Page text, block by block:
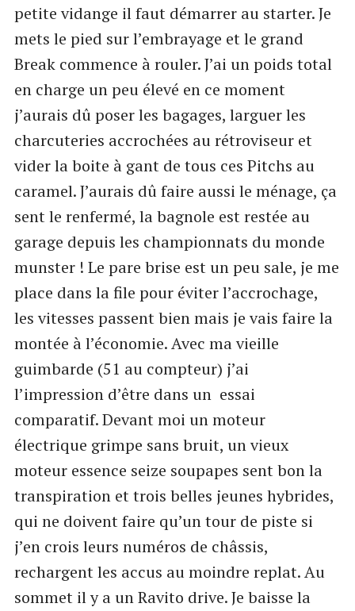
petite vidange il faut démarrer au starter. Je
mets le pied sur l’embrayage et le grand
Break commence à rouler. J’ai un poids total
en charge un peu élevé en ce moment
j’aurais dû poser les bagages, larguer les
charcuteries accrochées au rétroviseur et
vider la boite à gant de tous ces Pitchs au
caramel. J’aurais dû faire aussi le ménage, ça
sent le renfermé, la bagnole est restée au
garage depuis les championnats du monde
munster ! Le pare brise est un peu sale, je me
place dans la file pour éviter l’accrochage,
les vitesses passent bien mais je vais faire la
montée à l’économie. Avec ma vieille
guimbarde (51 au compteur) j’ai
l’impression d’être dans un essai
comparatif. Devant moi un moteur
électrique grimpe sans bruit, un vieux
moteur essence seize soupapes sent bon la
transpiration et trois belles jeunes hybrides,
qui ne doivent faire qu’un tour de piste si
j’en crois leurs numéros de châssis,
rechargent les accus au moindre replat. Au
sommet il y a un Ravito drive. Je baisse la